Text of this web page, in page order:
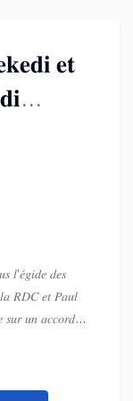
𝐞𝐭
𝑙’𝑒́𝑔𝑖𝑑𝑒 𝑑𝑒𝑠
𝑙𝑎 𝑅𝐷𝐶 𝑒𝑡 𝑃𝑎𝑢𝑙
𝑠𝑢𝑟 𝑢𝑛 𝑎𝑐𝑐𝑜𝑟𝑑
𝐿𝑒 𝐶ℎ𝑒𝑓 𝑑𝑒
𝑐𝑒𝑡